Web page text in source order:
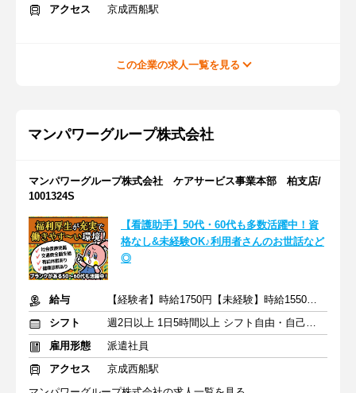
アクセス 京成西船駅
この企業の求人一覧を見る
マンパワーグループ株式会社
マンパワーグループ株式会社 ケアサービス事業本部 柏支店/
1001324S
【看護助手】50代・60代も多数活躍中！資
格なし&未経験OK♪利用者さんのお世話など
◎
給与
【経験者】時給1750円【未経験】時給1550円 ※交通費全額
シフト
週2日以上 1日5時間以上 シフト自由・自己申告
雇用形態
派遣社員
アクセス
京成西船駅